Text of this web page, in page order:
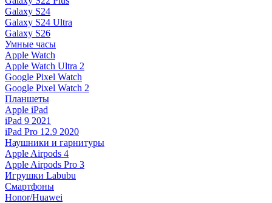
Galaxy S24
Galaxy S24 Ultra
Galaxy S26
Умные часы
Apple Watch
Apple Watch Ultra 2
Google Pixel Watch
Google Pixel Watch 2
Планшеты
Apple iPad
iPad 9 2021
iPad Pro 12.9 2020
Наушники и гарнитуры
Apple Airpods 4
Apple Airpods Pro 3
Игрушки Labubu
Смартфоны
Honor/Huawei